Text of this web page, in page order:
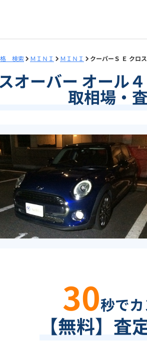
格 検索 ＭＩＮＩ ＭＩＮＩ クーパーＳ Ｅ クロ
オーバー オール
取相場・
30秒でカ
【無料】査